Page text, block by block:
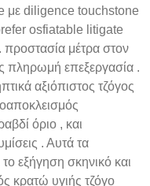
με diligence touchstone
osfiatable litigate
μέτρα στον
πληρωμή επεξεργασία .
αξιόπιστος τζόγος
όριο , και
. Αυτά τα
εξήγηση σκηνικό και
κρατώ υγιής τζόγο